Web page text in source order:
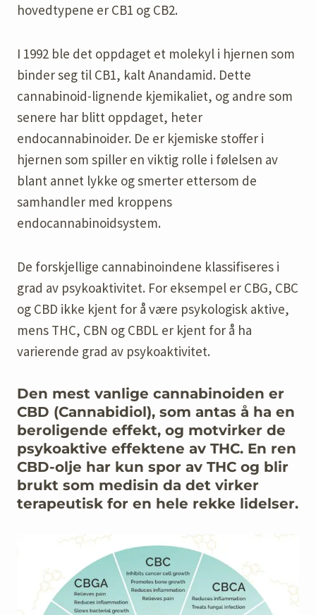
hovedtypene er CB1 og CB2.
I 1992 ble det oppdaget et molekyl i hjernen som
binder seg til CB1, kalt Anandamid. Dette
cannabinoid-lignende kjemikaliet, og andre som
senere har blitt oppdaget, heter
endocannabinoider. De er kjemiske stoffer i
hjernen som spiller en viktig rolle i følelsen av
blant annet lykke og smerter ettersom de
samhandler med kroppens
endocannabinoidsystem.
De forskjellige cannabinoindene klassifiseres i
grad av psykoaktivitet. For eksempel er CBG, CBC
og CBD ikke kjent for å være psykologisk aktive,
mens THC, CBN og CBDL er kjent for å ha
varierende grad av psykoaktivitet.
Den mest vanlige cannabinoiden er
CBD (Cannabidiol), som antas å ha en
beroligende effekt, og motvirker de
psykoaktive effektene av THC. En ren
CBD-olje har kun spor av THC og blir
brukt som medisin da det virker
terapeutisk for en hele rekke lidelser.